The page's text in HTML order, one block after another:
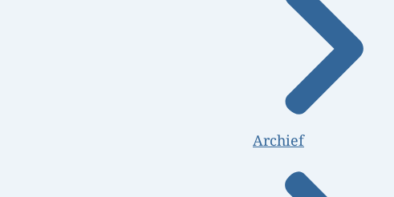
Archief